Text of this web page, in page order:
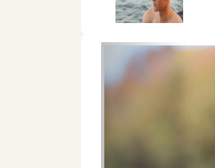
Föregående